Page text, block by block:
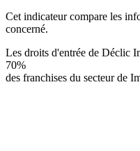
Cet indicateur compare les
concerné.
Les droits d'entrée de Déclic
70%
des franchises du secteur de